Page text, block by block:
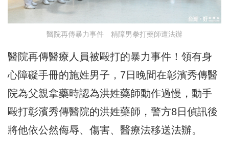
醫院再傳暴力事件 精障男拳打藥師遭法辦
醫院再傳醫療人員被毆打的暴力事件！領有身
心障礙手冊的施姓男子，7日晚間在彰濱秀傳醫
院為父親拿藥時認為洪姓藥師動作過慢，動手
毆打彰濱秀傳醫院的洪姓藥師，警方8日偵訊後
將他依公然侮辱、傷害、醫療法移送法辦。